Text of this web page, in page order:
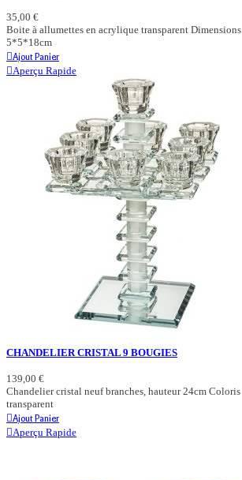
35,00 €
Boite à allumettes en acrylique transparent Dimensions
5*5*18cm
Ajout Panier
Aperçu Rapide
CHANDELIER CRISTAL 9 BOUGIES
139,00 €
Chandelier cristal neuf branches, hauteur 24cm Coloris
transparent
Ajout Panier
Aperçu Rapide